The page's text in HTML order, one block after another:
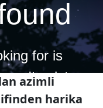
azimli
harika